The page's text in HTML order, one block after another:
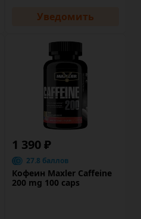
Уведомить
1 390 ₽
27.8 баллов
Кофеин Maxler Caffeine
200 mg 100 caps